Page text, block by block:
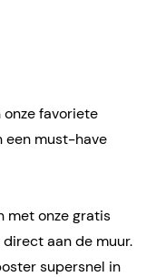
onze favoriete
een must-have
met onze gratis
aan de muur.
supersnel in